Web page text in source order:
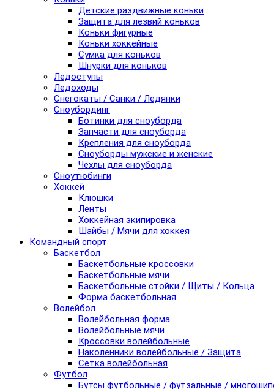
Детские раздвижные коньки
Защита для лезвий коньков
Коньки фигурные
Коньки хоккейные
Сумка для коньков
Шнурки для коньков
Ледоступы
Ледоходы
Снегокаты / Санки / Ледянки
Сноубординг
Ботинки для сноуборда
Запчасти для сноуборда
Крепления для сноуборда
Сноуборды мужские и женские
Чехлы для сноуборда
Сноутюбинги
Хоккей
Клюшки
Ленты
Хоккейная экипировка
Шайбы / Мячи для хоккея
Командный спорт
Баскетбол
Баскетбольные кроссовки
Баскетбольные мячи
Баскетбольные стойки / Щиты / Кольца
Форма баскетбольная
Волейбол
Волейбольная форма
Волейбольные мячи
Кроссовки волейбольные
Наколенники волейбольные / Защита
Сетка волейбольная
Футбол
Бутсы футбольные / футзальные /